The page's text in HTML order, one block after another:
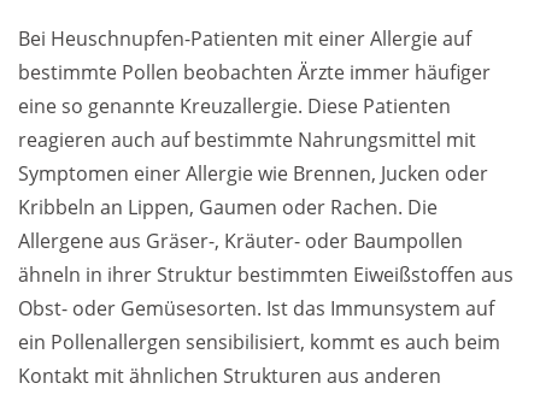
Bei Heuschnupfen-Patienten mit einer Allergie auf
bestimmte Pollen beobachten Ärzte immer häufiger
eine so genannte Kreuzallergie. Diese Patienten
reagieren auch auf bestimmte Nahrungsmittel mit
Symptomen einer Allergie wie Brennen, Jucken oder
Kribbeln an Lippen, Gaumen oder Rachen. Die
Allergene aus Gräser-, Kräuter- oder Baumpollen
ähneln in ihrer Struktur bestimmten Eiweißstoffen aus
Obst- oder Gemüsesorten. Ist das Immunsystem auf
ein Pollenallergen sensibilisiert, kommt es auch beim
Kontakt mit ähnlichen Strukturen aus anderen